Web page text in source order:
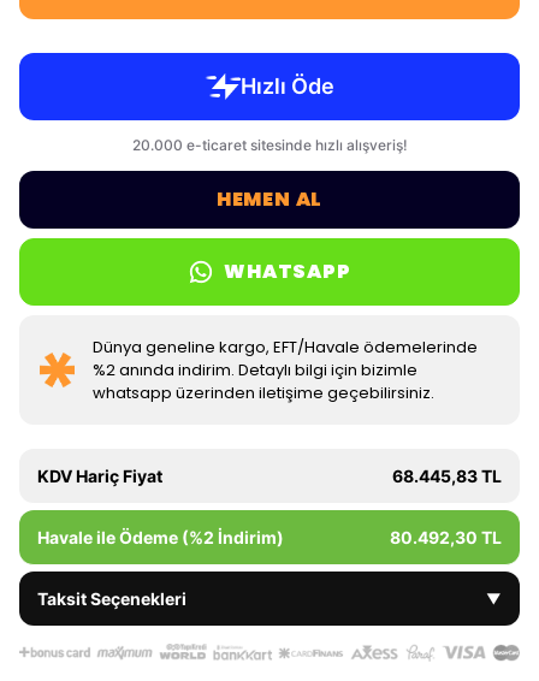
HEMEN AL
WHATSAPP
Dünya geneline kargo, EFT/Havale ödemelerinde
%2 anında indirim. Detaylı bilgi için bizimle
whatsapp üzerinden iletişime geçebilirsiniz.
KDV Hariç Fiyat 68.445,83 TL
Havale ile Ödeme (%2 İndirim) 80.492,30 TL
Taksit Seçenekleri ▼